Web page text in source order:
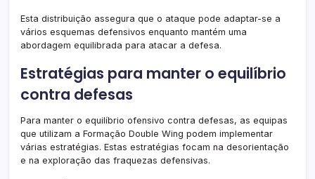
Esta distribuição assegura que o ataque pode adaptar-se a
vários esquemas defensivos enquanto mantém uma
abordagem equilibrada para atacar a defesa.
Estratégias para manter o equilíbrio
contra defesas
Para manter o equilíbrio ofensivo contra defesas, as equipas
que utilizam a Formação Double Wing podem implementar
várias estratégias. Estas estratégias focam na desorientação
e na exploração das fraquezas defensivas.